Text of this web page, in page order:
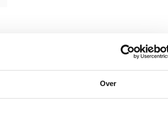
Over